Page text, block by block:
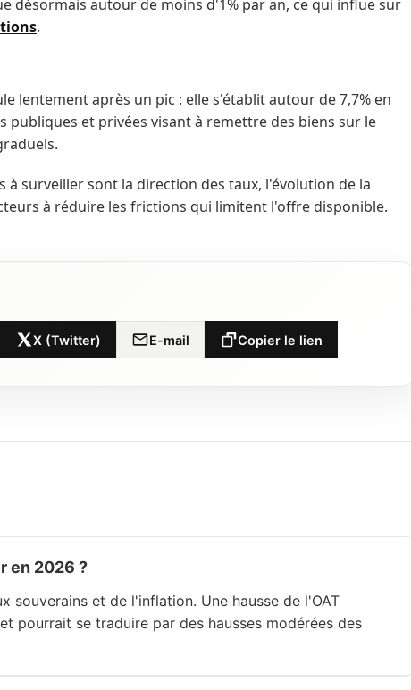
désormais autour de moins d'1% par an, ce qui influe sur
.
lentement après un pic : elle s'établit autour de 7,7% en
publiques et privées visant à remettre des biens sur le
à surveiller sont la direction des taux, l'évolution de la
à réduire les frictions qui limitent l'offre disponible.
X (Twitter) E-mail Copier le lien
en 2026 ?
souverains et de l'inflation. Une hausse de l'OAT
pourrait se traduire par des hausses modérées des